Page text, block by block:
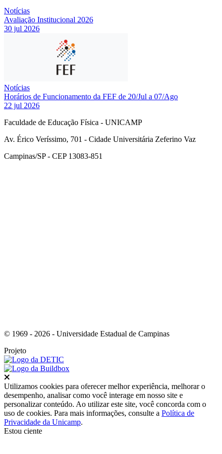
Notícias
Avaliação Institucional 2026
30 jul 2026
Notícias
Horários de Funcionamento da FEF de 20/Jul a 07/Ago
22 jul 2026
Faculdade de Educação Física - UNICAMP
Av. Érico Veríssimo, 701 - Cidade Universitária Zeferino Vaz
Campinas/SP - CEP 13083-851
© 1969 - 2026 - Universidade Estadual de Campinas
Projeto
Utilizamos cookies para oferecer melhor experiência, melhorar o
desempenho, analisar como você interage em nosso site e
personalizar conteúdo. Ao utilizar este site, você concorda com o
uso de cookies. Para mais informações, consulte a Política de
Privacidade da Unicamp.
Estou ciente